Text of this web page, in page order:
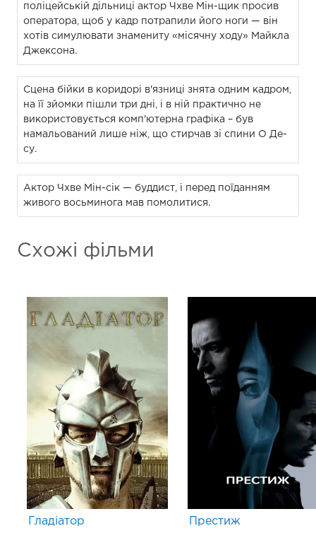
поліцейській дільниці актор Чхве Мін-щик просив
оператора, щоб у кадр потрапили його ноги — він
хотів симулювати знамениту «місячну ходу» Майкла
Джексона.
Сцена бійки в коридорі в'язниці знята одним кадром,
на її зйомки пішли три дні, і в ній практично не
використовується комп'ютерна графіка – був
намальований лише ніж, що стирчав зі спини О Де-
су.
Актор Чхве Мін-сік — буддист, і перед поїданням
живого восьминога мав помолитися.
Схожі фільми
Гладіатор Престиж